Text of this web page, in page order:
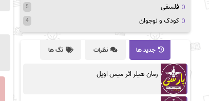
فلسفی 5
کودک و نوجوان 4
جدید ها نظرات تگ ها
رمان هیلر اثر میس اویل